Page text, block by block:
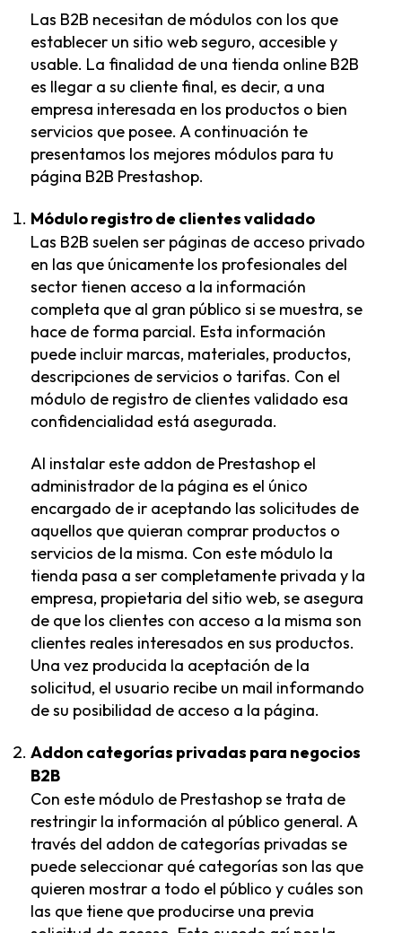
Las B2B necesitan de módulos con los que
establecer un sitio web seguro, accesible y
usable. La finalidad de una tienda online B2B
es llegar a su cliente final, es decir, a una
empresa interesada en los productos o bien
servicios que posee. A continuación te
presentamos los mejores módulos para tu
página B2B Prestashop.
Módulo registro de clientes validado
Las B2B suelen ser páginas de acceso privado
en las que únicamente los profesionales del
sector tienen acceso a la información
completa que al gran público si se muestra, se
hace de forma parcial. Esta información
puede incluir marcas, materiales, productos,
descripciones de servicios o tarifas. Con el
módulo de registro de clientes validado esa
confidencialidad está asegurada.
Al instalar este addon de Prestashop el
administrador de la página es el único
encargado de ir aceptando las solicitudes de
aquellos que quieran comprar productos o
servicios de la misma. Con este módulo la
tienda pasa a ser completamente privada y la
empresa, propietaria del sitio web, se asegura
de que los clientes con acceso a la misma son
clientes reales interesados en sus productos.
Una vez producida la aceptación de la
solicitud, el usuario recibe un mail informando
de su posibilidad de acceso a la página.
Addon categorías privadas para negocios
B2B
Con este módulo de Prestashop se trata de
restringir la información al público general. A
través del addon de categorías privadas se
puede seleccionar qué categorías son las que
quieren mostrar a todo el público y cuáles son
las que tiene que producirse una previa